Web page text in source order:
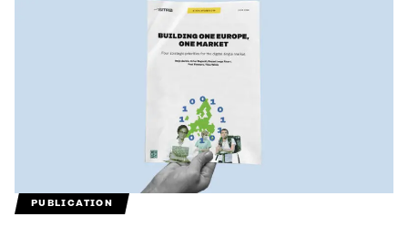
PUBLICATION